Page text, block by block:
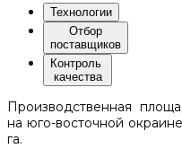
Технологии
Отбор
поставщиков
Контроль
качества
Производственная
на юго-восточной
га.